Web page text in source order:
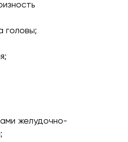
головы;
желудочно-